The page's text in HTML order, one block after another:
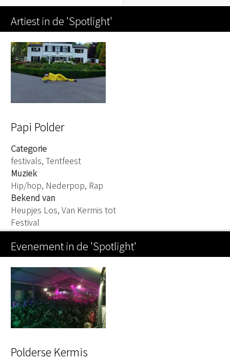
Artiest in de 'Spotlight'
Papi Polder
Categorie
festivals, Tentfeest
Muziek
Hip/hop, Nederpop, Rap
Bekend van
Heupjes Los, Van Kermis tot
Festival
Evenement in de 'Spotlight'
Polderse Kermis